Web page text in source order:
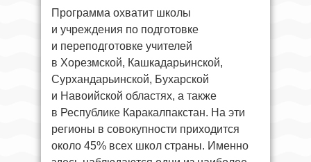
Программа охватит школы
и учреждения по подготовке
и переподготовке учителей
в Хорезмской, Кашкадарьинской,
Сурхандарьинской, Бухарской
и Навоийской областях, а также
в Республике Каракалпакстан. На эти
регионы в совокупности приходится
около 45% всех школ страны. Именно